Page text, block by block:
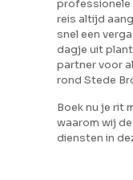
professionele
reis altijd
snel een
dagje uit
partner voor
rond Stede
Boek nu je rit
waarom wij
diensten in